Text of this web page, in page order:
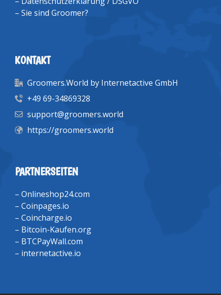
– Sie sind Groomer?
KONTAKT
Groomers.World by Internetactive GmbH
+49 69-34869328
support@groomers.world
https://groomers.world
PARTNERSEITEN
– Onlineshop24.com
– Coinpages.io
– Coincharge.io
– Bitcoin-Kaufen.org
– BTCPayWall.com
– internetactive.io